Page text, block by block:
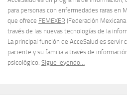
para personas con enfermedades raras en
que ofrece FEMEXER (Federación
través de las nuevas tecnologías de la
La principal función de AcceSalud es
paciente y su familia a través de
psicológico. Sigue leyendo…